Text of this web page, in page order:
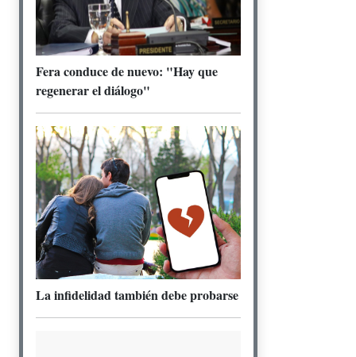
Fera conduce de nuevo: "Hay que
regenerar el diálogo"
La infidelidad también debe probarse